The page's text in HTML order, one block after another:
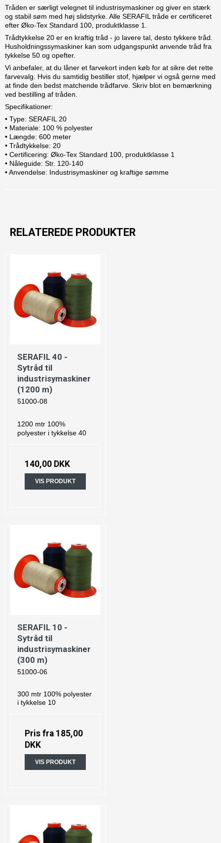
Tråden er særligt velegnet til industrisymaskiner og giver en stærk
og stabil søm med høj slidstyrke. Alle SERAFIL tråde er certificeret
efter Øko-Tex Standard 100, produktklasse 1.
Trådtykkelse 20 er en kraftig tråd - jo lavere tal, desto tykkere tråd.
Husholdningssymaskiner kan som udgangspunkt anvende tråd fra
tykkelse 50 og opefter.
Vi anbefaler, at du låner et farvekort inden køb for at sikre det rette
farvevalg. Hvis du samtidig bestiller stof, hjælper vi også gerne med
at finde den bedst matchende trådfarve. Skriv blot en bemærkning
ved bestilling af tråden.
Specifikationer:
• Type: SERAFIL 20
• Materiale: 100 % polyester
• Længde: 600 meter
• Trådtykkelse: 20
• Certificering: Øko-Tex Standard 100, produktklasse 1
• Nåleguide: Str. 120-140
• Anvendelse: Industrisymaskiner og kraftige sømme
RELATEREDE PRODUKTER
SERAFIL 40 -
Sytråd til
industrisymaskiner
(1200 m)
51000-08
1200 mtr 100%
polyester i tykkelse 40
140,00 DKK
VIS PRODUKT
SERAFIL 10 -
Sytråd til
industrisymaskiner
(300 m)
51000-06
300 mtr 100% polyester
i tykkelse 10
Pris fra 185,00
DKK
VIS PRODUKT